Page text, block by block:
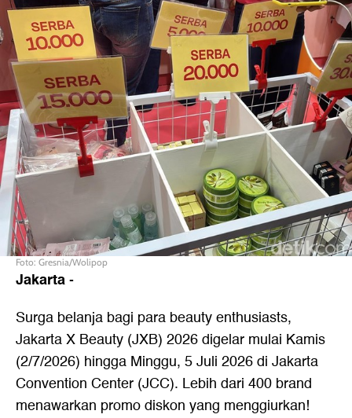
Foto: Gresnia/Wolipop
Jakarta-
Surga belanja bagi para beauty enthusiasts,
Jakarta X Beauty (JXB) 2026 digelar mulai Kamis
(2/7/2026) hingga Minggu, 5 Juli 2026 di Jakarta
Convention Center (JCC). Lebih dari 400 brand
menawarkan promo diskon yang menggiurkan!